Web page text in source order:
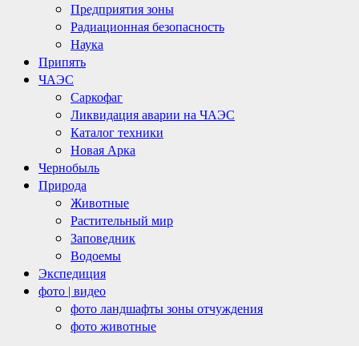
Предприятия зоны
Радиационная безопасность
Наука
Припять
ЧАЭС
Саркофаг
Ликвидация аварии на ЧАЭС
Каталог техники
Новая Арка
Чернобыль
Природа
Животные
Растительный мир
Заповедник
Водоемы
Экспедиция
фото | видео
фото ландшафты зоны отчуждения
фото животные